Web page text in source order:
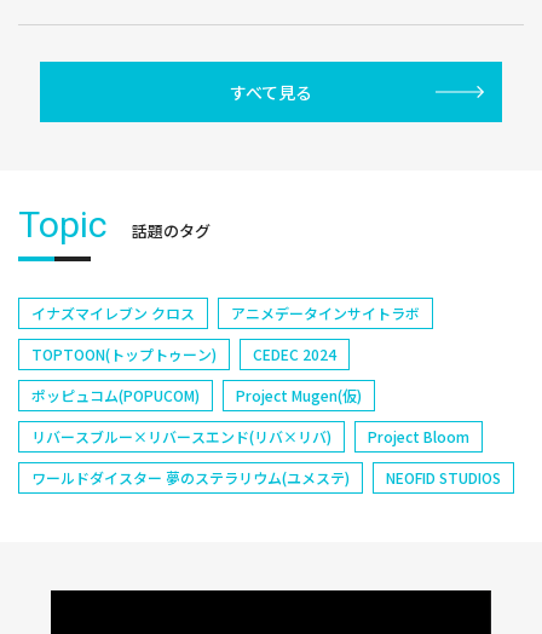
すべて見る
Topic 話題のタグ
イナズマイレブン クロス
アニメデータインサイトラボ
TOPTOON(トップトゥーン)
CEDEC 2024
ポッピュコム(POPUCOM)
Project Mugen(仮)
リバースブルー×リバースエンド(リバ×リバ)
Project Bloom
ワールドダイスター 夢のステラリウム(ユメステ)
NEOFID STUDIOS